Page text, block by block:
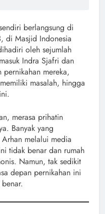
berlangsung di
di Masjid Indonesia
oleh sejumlah
Indra Sjafri dan
pernikahan mereka,
masalah, hingga
merasa prihatin
Banyak yang
melalui media
tidak benar dan rumah
Namun, tak sedikit
depan pernikahan ini